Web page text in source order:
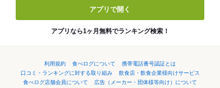
アプリで開く
アプリなら1ヶ月無料でランキング検索！
利用規約 食べログについて
携帯電話番号認証とは
口コミ・ランキングに対する取り組み
飲食店・飲食企業様向けサービス
食べログ店舗会員について
広告（メーカー・団体様等向け）について